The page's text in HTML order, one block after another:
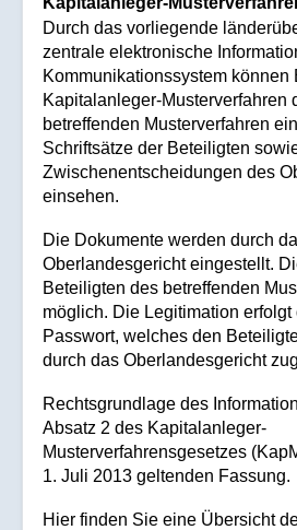
Durch das vorliegende
zentrale elektronische
Kommunikationssystem können
Kapitalanleger-Musterverfahren
betreffenden Musterverfahren
Schriftsätze der Beteiligten
Zwischenentscheidungen des
einsehen.
Die Dokumente werden durch
Oberlandesgericht eingestellt.
Beteiligten des betreffenden
möglich. Die Legitimation erfolgt
Passwort, welches den
durch das Oberlandesgericht
Rechtsgrundlage des
Absatz 2 des Kapitalanleger-
Musterverfahrensgesetzes
1. Juli 2013 geltenden Fassung.
Hier finden Sie eine Übersicht